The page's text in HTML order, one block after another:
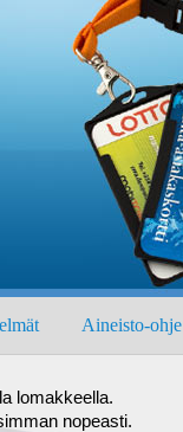
Aineisto-ohje
lomakkeella.
nopeasti.